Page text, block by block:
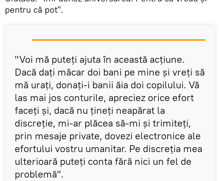
pentru că pot".
"Voi mă puteți ajuta în această acțiune.
Dacă dați măcar doi bani pe mine și vreți să
mă urați, donați-i banii ăia doi copilului. Vă
las mai jos conturile, apreciez orice efort
faceți și, dacă nu țineți neapărat la
discreție, mi-ar plăcea să-mi și trimiteți,
prin mesaje private, dovezi electronice ale
efortului vostru umanitar. Pe discreția mea
ulterioară puteți conta fără nici un fel de
problemă".